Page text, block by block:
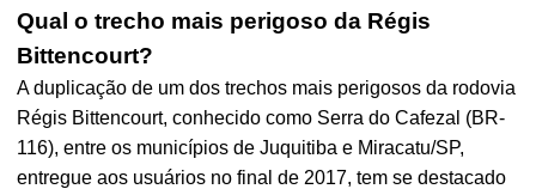
Qual o trecho mais perigoso da Régis
Bittencourt?
A duplicação de um dos trechos mais perigosos da rodovia
Régis Bittencourt, conhecido como Serra do Cafezal (BR-
116), entre os municípios de Juquitiba e Miracatu/SP,
entregue aos usuários no final de 2017, tem se destacado